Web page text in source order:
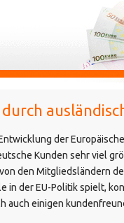
der
Kunden sehr viel
den Mitgliedsländern
in der EU-Politik spielt,
auch einigen